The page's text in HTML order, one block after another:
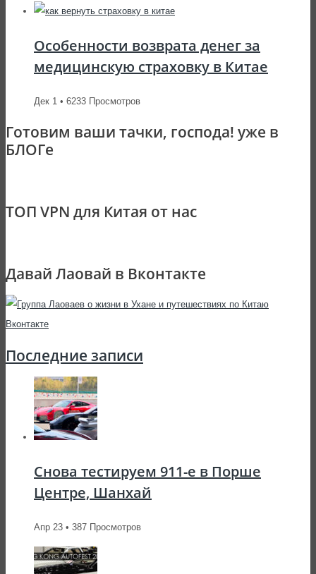
Особенности возврата денег за
медицинскую страховку в Китае
Дек 1 • 6233 Просмотров
Готовим ваши тачки, господа! уже в
БЛОГе
ТОП VPN для Китая от нас
Давай Лаовай в Вконтакте
Последние записи
Снова тестируем 911-е в Порше
Центре, Шанхай
Апр 23 • 387 Просмотров